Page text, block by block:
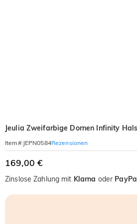
Jeulia Zweifarbige Dornen Infinity
Item#: JEPN0584Rezensionen
169,00 €
Zinslose Zahlung mit Klarna oder